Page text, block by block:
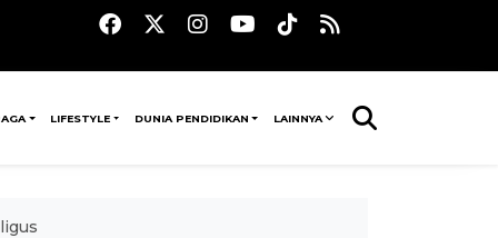
LIFESTYLE DUNIA PENDIDIKAN LAINNYA